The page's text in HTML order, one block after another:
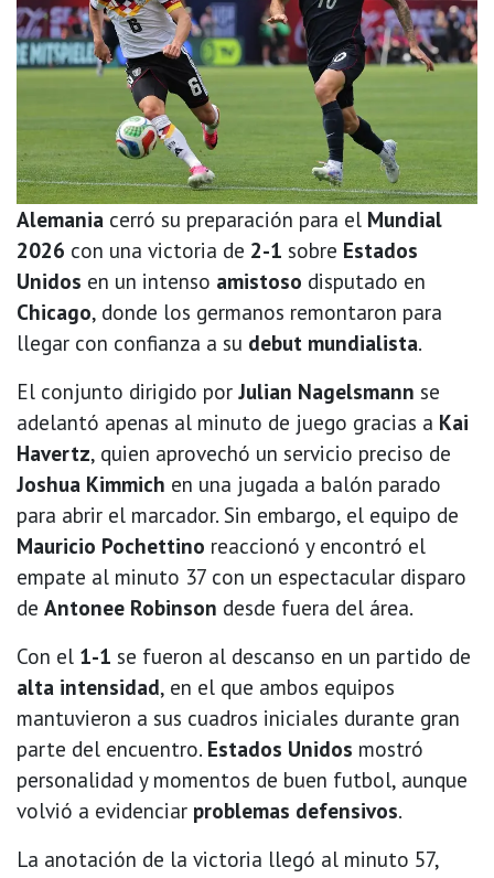
Alemania cerró su preparación para el Mundial
2026 con una victoria de 2-1 sobre Estados
Unidos en un intenso amistoso disputado en
Chicago, donde los germanos remontaron para
llegar con confianza a su debut mundialista.
El conjunto dirigido por Julian Nagelsmann se
adelantó apenas al minuto de juego gracias a Kai
Havertz, quien aprovechó un servicio preciso de
Joshua Kimmich en una jugada a balón parado
para abrir el marcador. Sin embargo, el equipo de
Mauricio Pochettino reaccionó y encontró el
empate al minuto 37 con un espectacular disparo
de Antonee Robinson desde fuera del área.
Con el 1-1 se fueron al descanso en un partido de
alta intensidad, en el que ambos equipos
mantuvieron a sus cuadros iniciales durante gran
parte del encuentro. Estados Unidos mostró
personalidad y momentos de buen futbol, aunque
volvió a evidenciar problemas defensivos.
La anotación de la victoria llegó al minuto 57,